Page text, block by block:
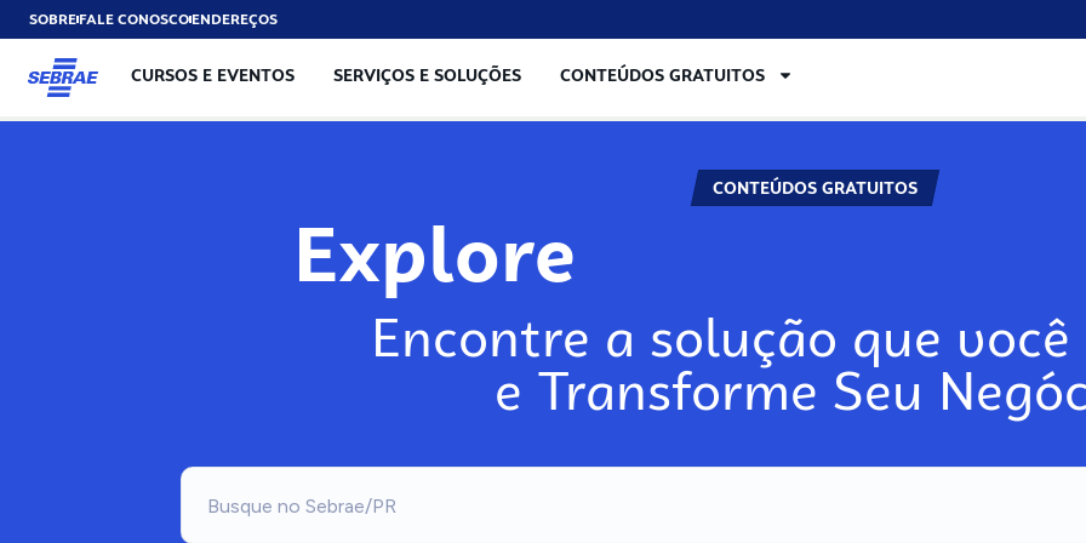
SOBREFALE CONOSCOENDEREÇOS
CURSOS E EVENTOS SERVIÇOS E SOLUÇÕES CONTEÚDOS GRATUITOS
CONTEÚDOS GRATUITOS
Explore
Encontre a solução que você
e Transforme Seu